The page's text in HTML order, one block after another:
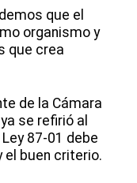
que el
organismo y
que crea
de la Cámara
se refirió al
87-01 debe
el buen criterio.